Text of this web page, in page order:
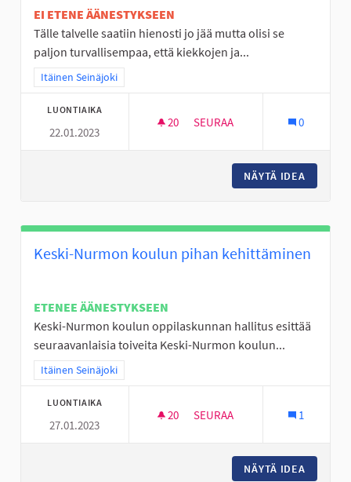
EI ETENE ÄÄNESTYKSEEN
Tälle talvelle saatiin hienosti jo jää mutta olisi se
paljon turvallisempaa, että kiekkojen ja...
Rajaa tulokset teeman mukaan: Itäinen Seinäjoki
Itäinen Seinäjoki
LUONTIAIKA
22.01.2023
20 20 SEURAAJAA
SEURAA 0
NÄYTÄ IDEA
Keski-Nurmon koulun pihan kehittäminen
ETENEE ÄÄNESTYKSEEN
Keski-Nurmon koulun oppilaskunnan hallitus esittää
seuraavanlaisia toiveita Keski-Nurmon koulun...
Rajaa tulokset teeman mukaan: Itäinen Seinäjoki
Itäinen Seinäjoki
LUONTIAIKA
27.01.2023
20 20 SEURAAJAA
SEURAA 1
NÄYTÄ IDEA